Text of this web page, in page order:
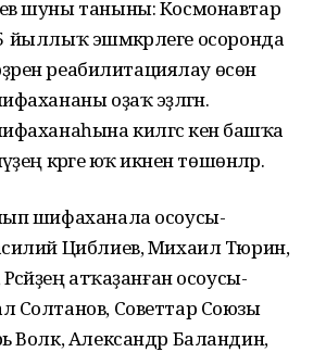
шуны таныны: Космонавтар
45 йыллыҡ эшмәкәрлеге осоронда
реабилитациялау өсөн
оҙаҡ эҙләгән.
килгәс кенә башҡа
кәрәге юҡ икәнен төшөнәләр.
шифаханала осоусы-
Циблиев, Михаил Тюрин,
атҡаҙанған осоусы-
Солтанов, Советтар Союзы
Волк, Александр Баландин,